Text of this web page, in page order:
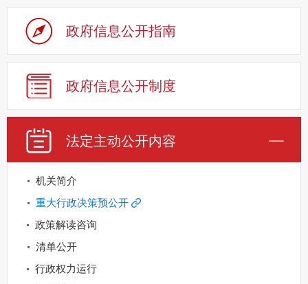
政府信息公开指南
政府信息公开制度
法定主动公开内容
机关简介
重大行政决策预公开
政策解读咨询
清单公开
行政权力运行